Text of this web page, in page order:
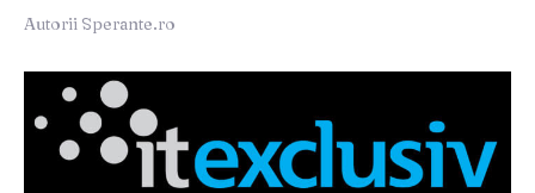
Autorii Sperante.ro